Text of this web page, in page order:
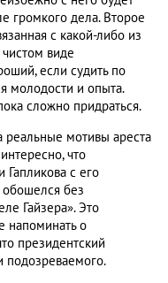
громкого дела. Второе
с какой-либо из
виде
если судить по
молодости и опыта.
сложно придраться.
реальные мотивы ареста
что
с его
без
Гайзера». Это
напоминать о
президентский
подозреваемого.